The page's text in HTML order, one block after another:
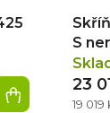
S
19
23